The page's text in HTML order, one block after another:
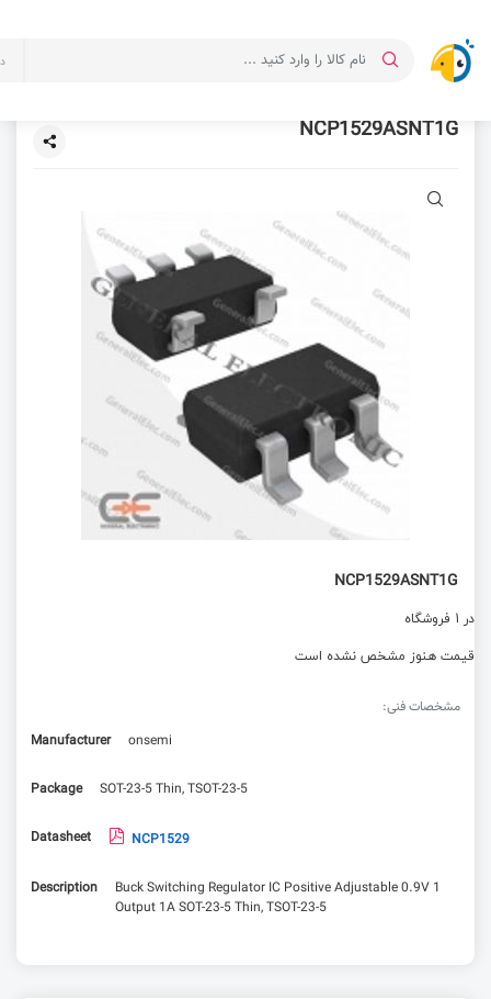
NCP1529ASNT1G
NCP1529ASNT1G
در 1 فروشگاه
قیمت هنوز مشخص نشده است
مشخصات فنی:
Manufacturer
onsemi
Package SOT-23-5 Thin, TSOT-23-5
Datasheet NCP1529
Description
Buck Switching Regulator IC Positive Adjustable 0.9V 1
Output 1A SOT-23-5 Thin, TSOT-23-5